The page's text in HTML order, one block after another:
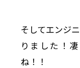
そしてエンジ
りました！
ね！！